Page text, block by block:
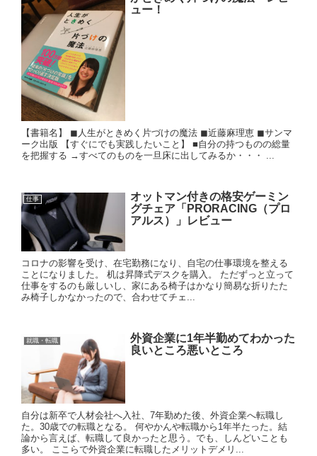
ュー！
【書籍名】 ◼︎人生がときめく片づけの魔法 ◼︎近藤麻理恵 ◼︎サンマ
ーク出版 【すぐにでも実践したいこと】 ■自分の持つものの総量
を把握する →すべてのものを一旦床に出してみるか・・・ ...
仕事
オットマン付きの格安ゲーミン
グチェア「PRORACING（プロ
アルス）」レビュー
コロナの影響を受け、在宅勤務になり、自宅の仕事環境を整える
ことになりました。 机は昇降式デスクを購入。 ただずっと立って
仕事をするのも厳しいし、家にある椅子はかなり簡易な折りたた
み椅子しかなかったので、合わせてチェ...
就職・転職
外資企業に1年半勤めてわかった
良いところ悪いところ
自分は新卒で人材会社へ入社、7年勤めた後、外資企業へ転職し
た。30歳での転職となる。 何やかんや転職から1年半たった。結
論から言えば、転職して良かったと思う。でも、しんどいことも
多い。 ここらで外資企業に転職したメリットデメリ...